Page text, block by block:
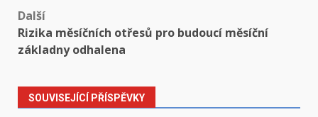
Další
Rizika měsíčních otřesů pro budoucí měsíční
základny odhalena
SOUVISEJÍCÍ PŘÍSPĚVKY